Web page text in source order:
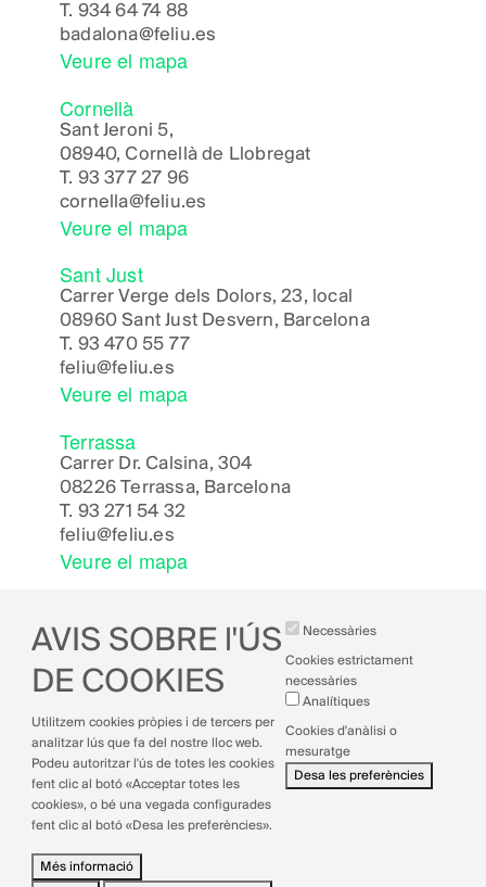
T. 934 64 74 88
badalona@feliu.es
Veure el mapa
Cornellà
Sant Jeroni 5,
08940, Cornellà de Llobregat
T. 93 377 27 96
cornella@feliu.es
Veure el mapa
Sant Just
Carrer Verge dels Dolors, 23, local
08960 Sant Just Desvern, Barcelona
T. 93 470 55 77
feliu@feliu.es
Veure el mapa
Terrassa
Carrer Dr. Calsina, 304
08226 Terrassa, Barcelona
T. 93 271 54 32
feliu@feliu.es
Veure el mapa
Avís legal
Política de cookies
Política de privacitat
Política de qualitat
AVIS SOBRE l'ÚS
DE COOKIES
Utilitzem cookies pròpies i de tercers per
analitzar lús que fa del nostre lloc web.
Podeu autoritzar l'ús de totes les cookies
fent clic al botó «Acceptar totes les
cookies», o bé una vegada configurades
fent clic al botó «Desa les preferències».
Més informació
Necessàries
Cookies estrictament
necessàries
Analítiques
Cookies d'anàlisi o
mesuratge
Desa les preferències